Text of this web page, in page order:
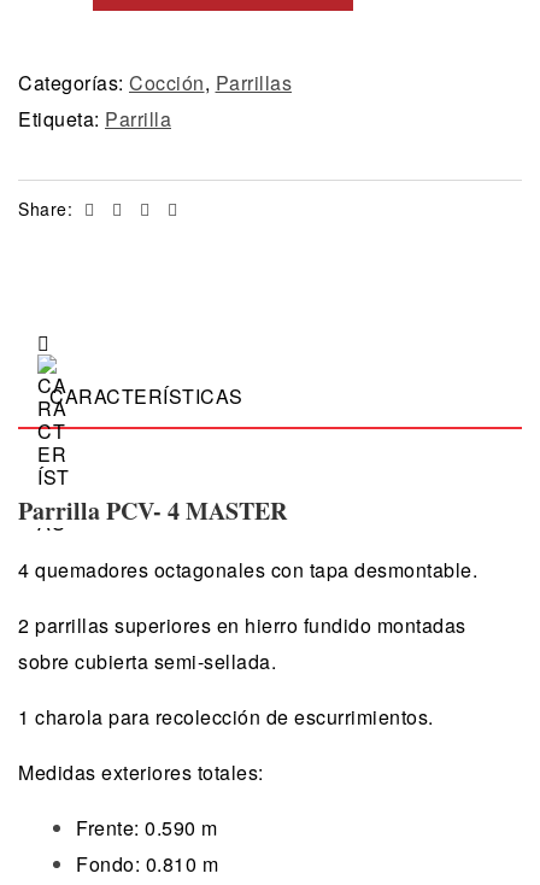
Categorías: Cocción, Parrillas
Etiqueta: Parrilla
Share: Facebook
TwitterLinkedin
CARACTERÍSTICAS
Parrilla PCV- 4 MASTER
4 quemadores octagonales con tapa desmontable.
2 parrillas superiores en hierro fundido montadas
sobre cubierta semi-sellada.
1 charola para recolección de escurrimientos.
Medidas exteriores totales:
Frente: 0.590 m
Fondo: 0.810 m